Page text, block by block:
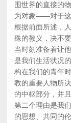
围世界的直接的
为对象——对于这
根据前面所述，
殊的教义，决不
当时刻准备着让
是我们生活状况
构在我们的青年
教的重要人物所
的中枢部分，并
第二个理由是我
的思想、共同的